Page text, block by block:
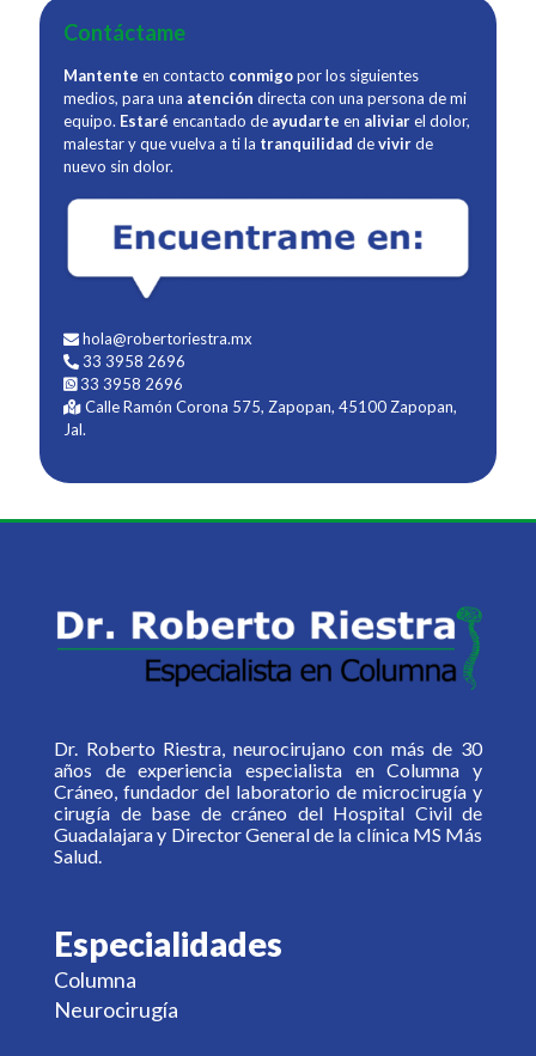
Contáctame
Mantente en contacto conmigopor los siguientes
medios, para una atención directa con una persona de mi
equipo. Estaré encantado de ayudarte en aliviarel dolor,
malestar y que vuelva a ti la tranquilidad devivirde
nuevo sin dolor.
hola@robertoriestra.mx
33 3958 2696
33 3958 2696
Calle Ramón Corona 575, Zapopan, 45100 Zapopan,
Jal.
Dr. Roberto Riestra, neurocirujano con más de 30
años de experiencia especialista en Columna y
Cráneo, fundador del laboratorio de microcirugía y
cirugía de base de cráneo del Hospital Civil de
Guadalajara y Director General de la clínica MS Más
Salud.
Especialidades
Columna
Neurocirugía